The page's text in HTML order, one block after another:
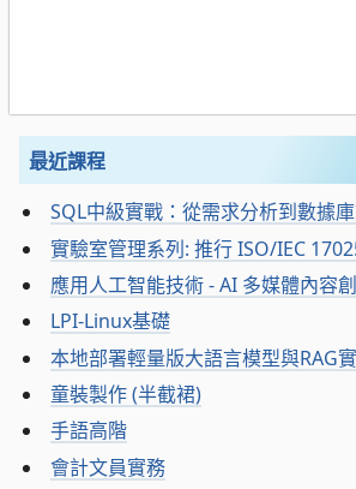
最近課程
SQL中級實戰：從需求分析到數據
實驗室管理系列: 推行 ISO/IEC
應用人工智能技術 - AI 多媒體內容
LPI-Linux基礎
本地部署輕量版大語言模型與RAG
童裝製作 (半截裙)
手語高階
會計文員實務